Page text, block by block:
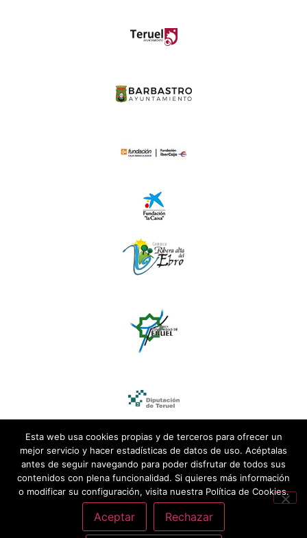
Esta web usa cookies propias y de terceros para ofrecer un
mejor servicio y hacer estadísticas de datos de uso. Acéptalas
antes de seguir navegando para poder disfrutar de todos sus
contenidos con plena funcionalidad. Si quieres más información
o modificar su configuración, visita nuestra Política de Cookies.
Aceptar Rechazar